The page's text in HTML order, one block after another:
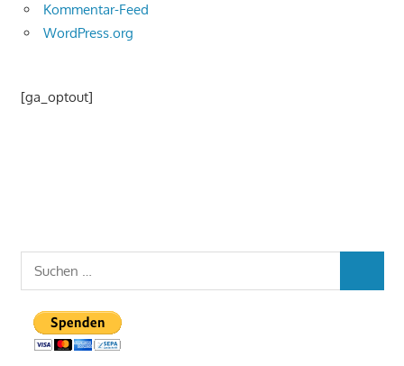
Kommentar-Feed
WordPress.org
[ga_optout]